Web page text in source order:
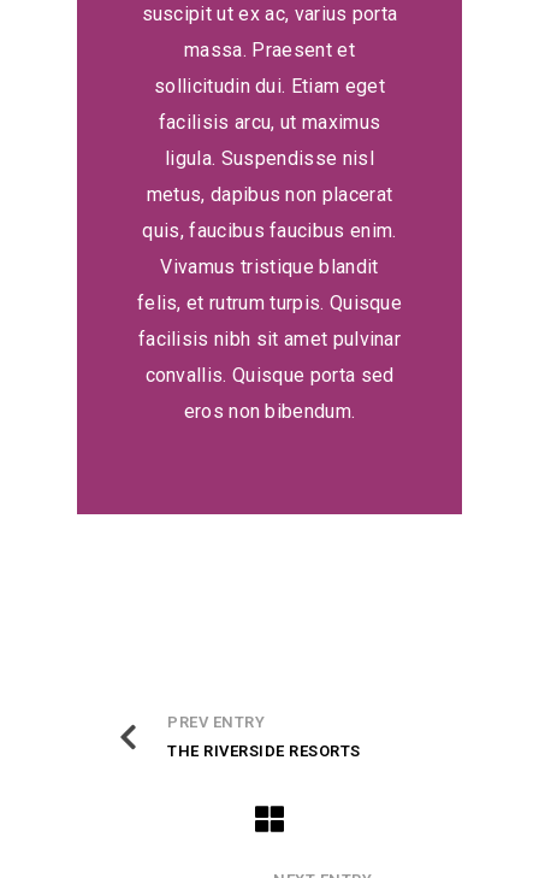
suscipit ut ex ac, varius porta
massa. Praesent et
sollicitudin dui. Etiam eget
facilisis arcu, ut maximus
ligula. Suspendisse nisl
metus, dapibus non placerat
quis, faucibus faucibus enim.
Vivamus tristique blandit
felis, et rutrum turpis. Quisque
facilisis nibh sit amet pulvinar
convallis. Quisque porta sed
eros non bibendum.
PREV ENTRY
THE RIVERSIDE RESORTS